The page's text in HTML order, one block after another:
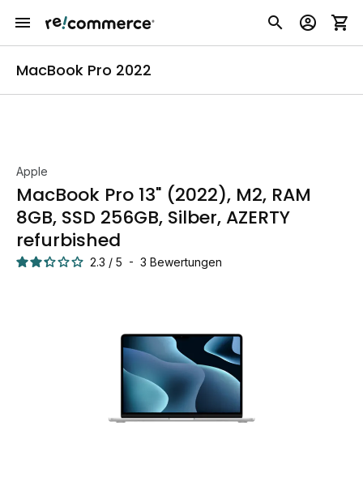
MacBook Pro 2022
Apple
MacBook Pro 13" (2022), M2, RAM
8GB, SSD 256GB, Silber, AZERTY
refurbished
2.3 / 5 - 3 Bewertungen